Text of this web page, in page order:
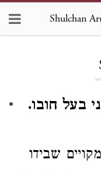
בעל חובו.
מקויים שבידו